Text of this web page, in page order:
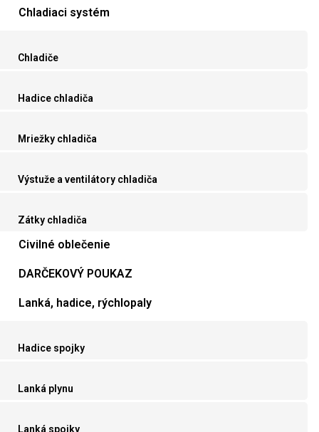
Chladiaci systém
Chladiče
Hadice chladiča
Mriežky chladiča
Výstuže a ventilátory chladiča
Zátky chladiča
Civilné oblečenie
DARČEKOVÝ POUKAZ
Lanká, hadice, rýchlopaly
Hadice spojky
Lanká plynu
Lanká spojky